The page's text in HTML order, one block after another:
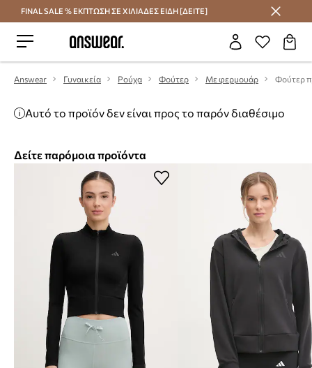
Εξοικονομήστε με το Answear Club
FINAL SALE % ΕΚΠΤΩΣΗ ΣΕ ΧΙΛΙΑΔΕΣ ΕΙΔΗ [ΔΕΙΤΕ]
Answear Γυναικεία Ρούχα Φούτερ Με φερμουάρ
Αυτό το προϊόν δεν είναι προς το παρόν διαθέσιμο
Δείτε παρόμοια προϊόντα